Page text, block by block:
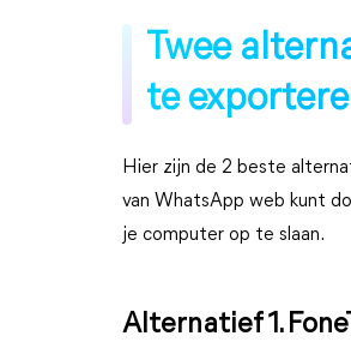
Twee
te
Hier zijn de 2 beste
van WhatsApp web kunt
je computer op te slaan.
Alternatief 1.